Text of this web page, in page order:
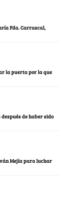
Fda. Carrascal,
la puerta por la que
de haber sido
Mejía para luchar